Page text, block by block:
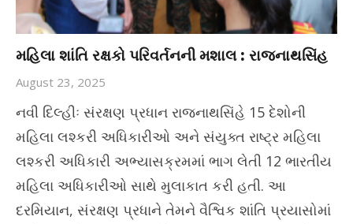
મહિલા શાંતિ રક્ષકો પરિવર્તનની મશાલ : રાજનાથસિંહ
August 23, 2025
નવી દિલ્હીઃ સંરક્ષણ પ્રધાન રાજનાથસિંહે 15 દેશોની
મહિલા લશ્કરી અધિકારીઓ અને સંયુક્ત રાષ્ટ્ર મહિલા
લશ્કરી અધિકારી અભ્યાસક્રમમાં ભાગ લેતી 12 ભારતીય
મહિલા અધિકારીઓ સાથે મુલાકાત કરી હતી. આ
દરમિયાન, સંરક્ષણ પ્રધાને તેમને વૈશ્વિક શાંતિ પ્રયાસોમાં